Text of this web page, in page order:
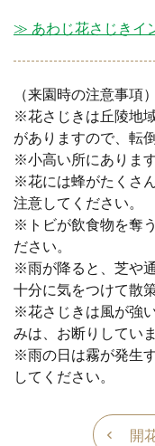
≫ あわじ花さじきイ
（来園時の注意事項）
※花さじきは丘陵地
がありますので、転
※小高い所にありま
※花には蜂がたくさ
注意してください。
※トビが飲食物を奪
ださい。
※雨が降ると、芝や
十分に気をつけて散
※花さじきは風が強
みは、お断りしていま
※雨の日は霧が発生
してください。
開